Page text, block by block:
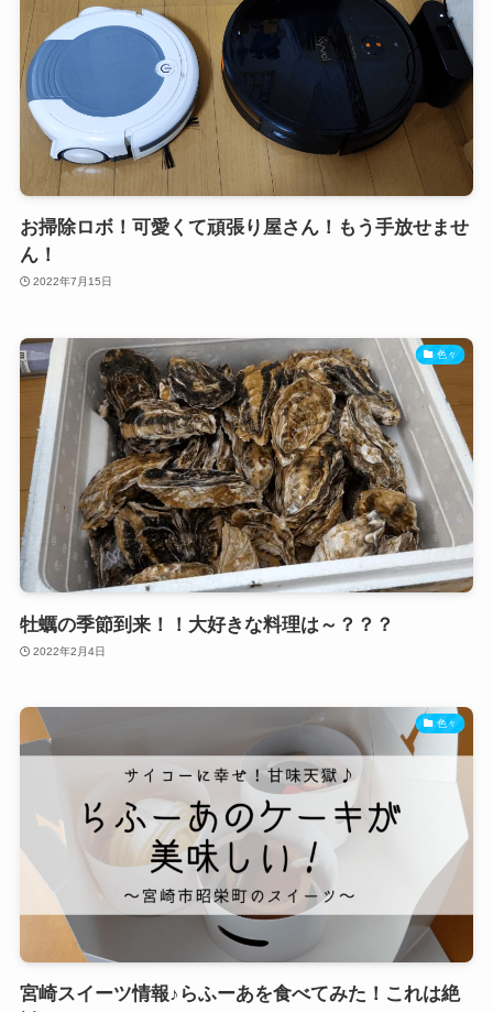
お掃除ロボ！可愛くて頑張り屋さん！もう手放せませ
ん！
2022年7月15日
色々
牡蠣の季節到来！！大好きな料理は～？？？
2022年2月4日
色々
宮崎スイーツ情報♪らふーあを食べてみた！これは絶